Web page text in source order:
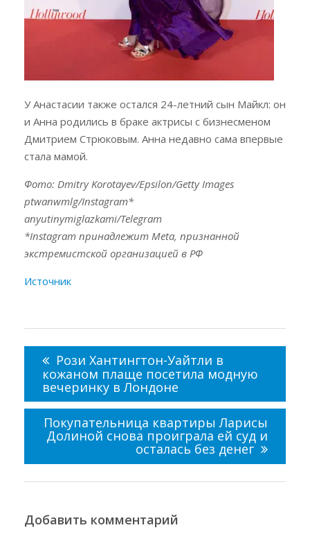
У Анастасии также остался 24-летний сын Майкл: он
и Анна родились в браке актрисы с бизнесменом
Дмитрием Стрюковым. Анна недавно сама впервые
стала мамой.
Фото: Dmitry Korotayev/Epsilon/Getty Images
ptwanwmlg/Instagram*
anyutinymiglazkami/Telegram
*Instagram принадлежит Meta, признанной
экстремистской организацией в РФ
Источник
записям
Рози Хантингтон-Уайтли в
кожаном плаще посетила модную
вечеринку в Лондоне
Покупательница квартиры Ларисы
Долиной снова проиграла ей суд и
осталась без денег
Добавить комментарий